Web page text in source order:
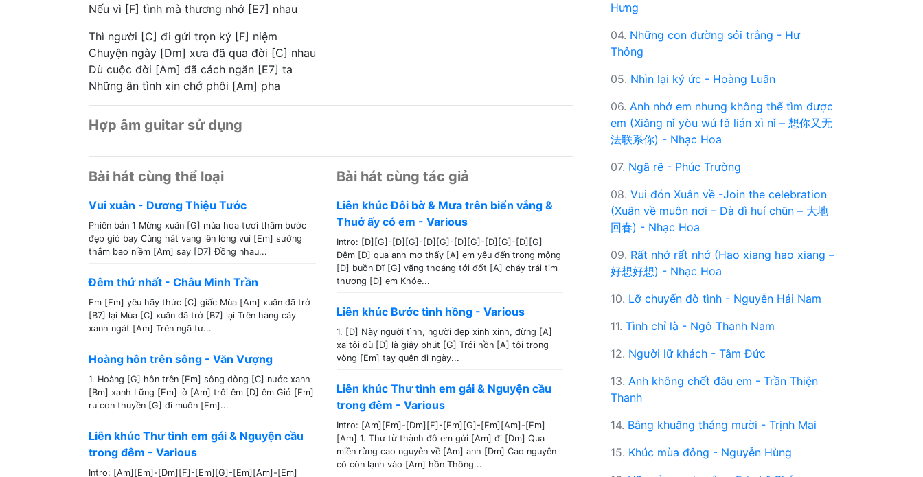
Nếu vì [F] tình mà thương nhớ [E7] nhau
Thì người [C] đi gửi trọn kỷ [F] niệm
Chuyện ngày [Dm] xưa đã qua đời [C] nhau
Dù cuộc đời [Am] đã cách ngăn [E7] ta
Những ân tình xin chớ phôi [Am] pha
Hợp âm guitar sử dụng
Bài hát cùng thể loại
Vui xuân - Dương Thiệu Tước
Phiên bản 1 Mừng xuân [G] mùa hoa tươi thắm bước
đẹp gió bay Cùng hát vang lên lòng vui [Em] sướng
thắm bao niềm [Am] say [D7] Đồng nhau...
Đêm thứ nhất - Châu Minh Trần
Em [Em] yêu hãy thức [C] giấc Mùa [Am] xuân đã trở
[B7] lại Mùa [C] xuân đã trở [B7] lại Trên hàng cây
xanh ngát [Am] Trên ngã tư...
Hoàng hôn trên sông - Văn Vượng
1. Hoàng [G] hôn trên [Em] sông dòng [C] nước xanh
[Bm] xanh Lững [Em] lờ [Am] trôi êm [D] êm Gió [Em]
ru con thuyền [G] đi muôn [Em]...
Liên khúc Thư tình em gái & Nguyện cầu
trong đêm - Various
Intro: [Am][Em]-[Dm][F]-[Em][G]-[Em][Am]-[Em]
Bài hát cùng tác giả
Liên khúc Đôi bờ & Mưa trên biển vắng &
Thuở ấy có em - Various
Intro: [D][G]-[D][G]-[D][G]-[D][G]-[D][G]-[D][G]
Đêm [D] qua anh mơ thấy [A] em yêu đến trong mộng
[D] buồn Dĩ [G] vãng thoáng tới đốt [A] cháy trái tim
thương [D] em Khóe...
Liên khúc Bước tình hồng - Various
1. [D] Này người tình, người đẹp xinh xinh, đừng [A]
xa tôi dù [D] là giây phút [G] Trói hồn [A] tôi trong
vòng [Em] tay quên đi ngày...
Liên khúc Thư tình em gái & Nguyện cầu
trong đêm - Various
Intro: [Am][Em]-[Dm][F]-[Em][G]-[Em][Am]-[Em]
[Am] 1. Thư từ thành đô em gửi [Am] đi [Dm] Qua
miền rừng cao nguyên về [Am] anh [Dm] Cao nguyên
có còn lạnh vào [Am] hồn Thông...
Hưng
04. Những con đường sỏi trắng - Hư
Thông
05. Nhìn lại ký ức - Hoàng Luân
06. Anh nhớ em nhưng không thể tìm được
em (Xiǎng nǐ yòu wú fǎ lián xì nǐ – 想你又无
法联系你) - Nhạc Hoa
07. Ngã rẽ - Phúc Trường
08. Vui đón Xuân về -Join the celebration
(Xuân về muôn nơi – Dà dì huí chūn – 大地
回春) - Nhạc Hoa
09. Rất nhớ rất nhớ (Hao xiang hao xiang –
好想好想) - Nhạc Hoa
10. Lỡ chuyến đò tình - Nguyễn Hải Nam
11. Tình chỉ là - Ngô Thanh Nam
12. Người lữ khách - Tâm Đức
13. Anh không chết đâu em - Trần Thiện
Thanh
14. Bâng khuâng tháng mười - Trịnh Mai
15. Khúc mùa đông - Nguyễn Hùng